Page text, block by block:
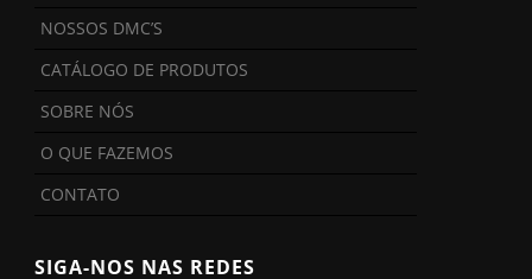
NOSSOS DMC’S
CATÁLOGO DE PRODUTOS
SOBRE NÓS
O QUE FAZEMOS
CONTATO
SIGA-NOS NAS REDES